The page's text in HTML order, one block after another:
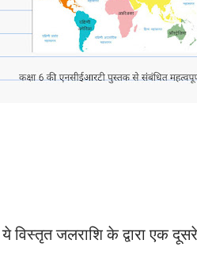
ये विस्तृत जलराशि के द्वारा एक